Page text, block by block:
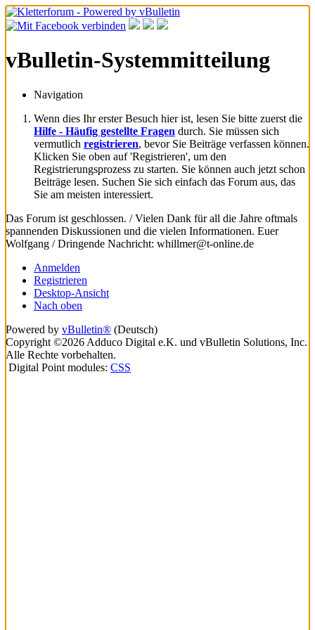
vBulletin-Systemmitteilung
Navigation
Wenn dies Ihr erster Besuch hier ist, lesen Sie bitte zuerst die
Hilfe - Häufig gestellte Fragen durch. Sie müssen sich
vermutlich registrieren, bevor Sie Beiträge verfassen können.
Klicken Sie oben auf 'Registrieren', um den
Registrierungsprozess zu starten. Sie können auch jetzt schon
Beiträge lesen. Suchen Sie sich einfach das Forum aus, das
Sie am meisten interessiert.
Das Forum ist geschlossen. / Vielen Dank für all die Jahre oftmals
spannenden Diskussionen und die vielen Informationen. Euer
Wolfgang / Dringende Nachricht: whillmer@t-online.de
Anmelden
Registrieren
Desktop-Ansicht
Nach oben
Powered by vBulletin® (Deutsch)
Copyright ©2026 Adduco Digital e.K. und vBulletin Solutions, Inc.
Alle Rechte vorbehalten.
Digital Point modules: CSS